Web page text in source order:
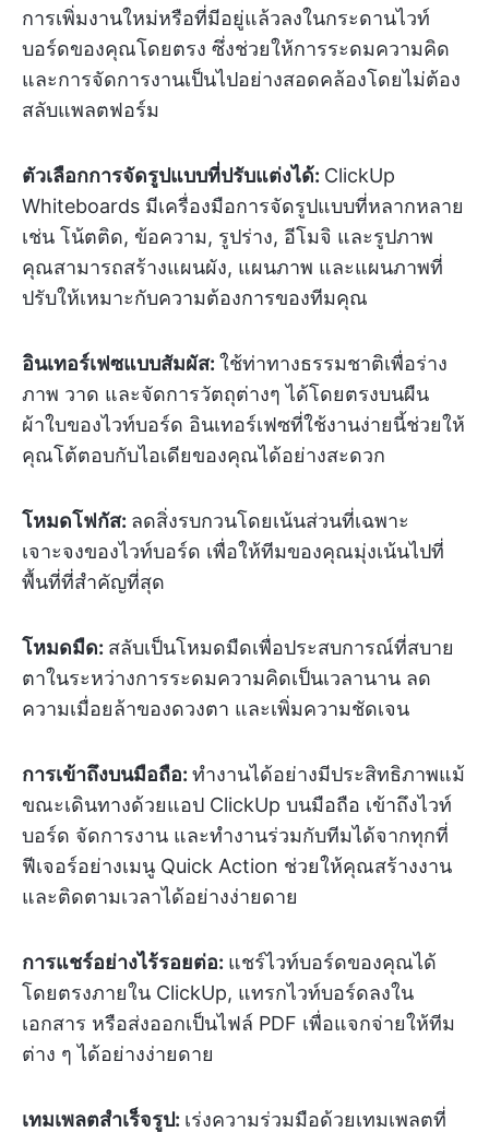
การเพิ่มงานใหม่หรือที่มีอยู่แล้วลงในกระดานไวท์
บอร์ดของคุณโดยตรง ซึ่งช่วยให้การระดมความคิด
และการจัดการงานเป็นไปอย่างสอดคล้องโดยไม่ต้อง
สลับแพลตฟอร์ม
ตัวเลือกการจัดรูปแบบที่ปรับแต่งได้: ClickUp
Whiteboards มีเครื่องมือการจัดรูปแบบที่หลากหลาย
เช่น โน้ตติด, ข้อความ, รูปร่าง, อีโมจิ และรูปภาพ
คุณสามารถสร้างแผนผัง, แผนภาพ และแผนภาพที่
ปรับให้เหมาะกับความต้องการของทีมคุณ
อินเทอร์เฟซแบบสัมผัส: ใช้ท่าทางธรรมชาติเพื่อร่าง
ภาพ วาด และจัดการวัตถุต่างๆ ได้โดยตรงบนผืน
ผ้าใบของไวท์บอร์ด อินเทอร์เฟซที่ใช้งานง่ายนี้ช่วยให้
คุณโต้ตอบกับไอเดียของคุณได้อย่างสะดวก
โหมดโฟกัส: ลดสิ่งรบกวนโดยเน้นส่วนที่เฉพาะ
เจาะจงของไวท์บอร์ด เพื่อให้ทีมของคุณมุ่งเน้นไปที่
พื้นที่ที่สำคัญที่สุด
โหมดมืด: สลับเป็นโหมดมืดเพื่อประสบการณ์ที่สบาย
ตาในระหว่างการระดมความคิดเป็นเวลานาน ลด
ความเมื่อยล้าของดวงตา และเพิ่มความชัดเจน
การเข้าถึงบนมือถือ: ทำงานได้อย่างมีประสิทธิภาพแม้
ขณะเดินทางด้วยแอป ClickUp บนมือถือ เข้าถึงไวท์
บอร์ด จัดการงาน และทำงานร่วมกับทีมได้จากทุกที่
ฟีเจอร์อย่างเมนู Quick Action ช่วยให้คุณสร้างงาน
และติดตามเวลาได้อย่างง่ายดาย
การแชร์อย่างไร้รอยต่อ: แชร์ไวท์บอร์ดของคุณได้
โดยตรงภายใน ClickUp, แทรกไวท์บอร์ดลงใน
เอกสาร หรือส่งออกเป็นไฟล์ PDF เพื่อแจกจ่ายให้ทีม
ต่าง ๆ ได้อย่างง่ายดาย
เทมเพลตสำเร็จรูป: เร่งความร่วมมือด้วยเทมเพลตที่